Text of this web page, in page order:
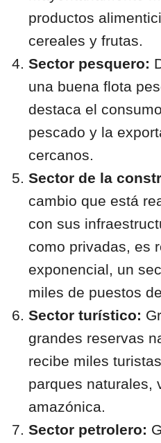
productos
cereales y frutas.
Sector pesquero:
una buena flota
destaca el
pescado y la
cercanos.
Sector de la
cambio que está
con sus
como privadas, es
exponencial, un
miles de puestos
Sector turístico:
grandes reservas
recibe miles
parques naturales,
amazónica.
Sector petrolero: